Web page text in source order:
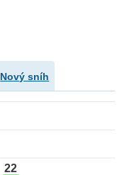
Nový sníh
22